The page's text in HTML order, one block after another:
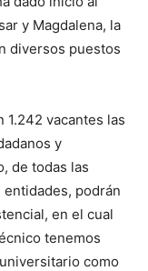
y Magdalena, la
diversos puestos
1.242 vacantes las
y
de todas las
podrán
en el cual
tenemos
como